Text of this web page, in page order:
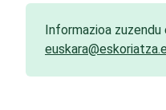
Informazioa